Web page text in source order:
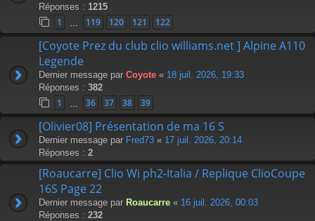
Réponses : 1215
1 119 120 121 122
[Coyote Prez du club clio williams.net ] Alpine A110
Legende
Dernier message par Coyote « 18 juil. 2026, 19:33
Réponses : 382
1 36 37 38 39
[Olivier08] Présentation de ma 16 S
Dernier message par Fred73 « 17 juil. 2026, 20:14
Réponses : 2
[Roaucarre] Clio Wi ph2-Italia / Replique ClioCoupe
16S Page 22
Dernier message par Roaucarre « 16 juil. 2026, 00:03
Réponses : 232